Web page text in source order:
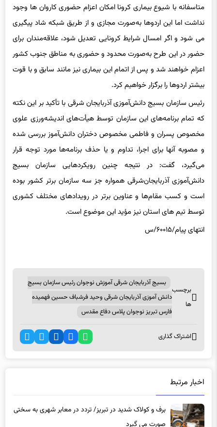
نداشت اما این اردوها به‌صورت مجازی و از طریق شبکه شاد پیگیری
می شود و اگر امسال شرایطکروناییتعدیل شود، علاقه‌مندانبرای
حضور در این طرح به‌صورت محدود و حضوری به مناطق جنوب کشور
اعزام خواهند شد و پس از اتمام این بیماری نیز مانند سابق و با قوت
بیشتر اردوها را برگزار خواهیم کرد.
رئیس سازمان بسیج دانش‌آموزی آذربایجان شرقی با تأکید بر این نکته
که تمام برنامه‌های این سازمان توسط هیأت‌های اندیشه‌ورزی علوی
مخصوص پسران و فاطمی مخصوص دختران دانش‌آموز بررسی شده
و مصوبه آنها برای اجرا، تداوم و یا حذف برنامه‌ها مورد توجه قرار
می‌گیرد، گفت: در نتیجه چنین رویکردهایی سازمان بسیج
دانش‌آموزی آذربایجان‌شرقی همواره جز سه سازمان برتر کشور بوده
است و کسب مقام‌ها و عناوین برتر در رویدادهای مختلف کشوری
توسط تیم های استان نیز مؤید این موضوع است.
انتهایپیام/۶۰۰۱۵/س
ها
دانش آموزی آذربایجان شرقی وحید فرشباف حسین فهمیده
فارس تبریز نوجوان پلاس دفاع مقدس
برف و کولاک شدید در تبریز/ تردد در معابر شهری به سختی
صورت می گیرد